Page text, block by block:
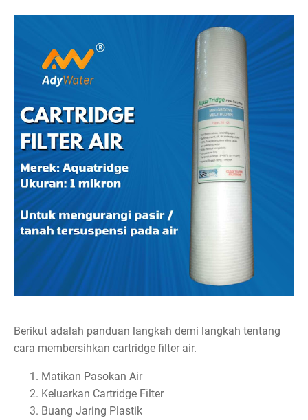
Berikut adalah panduan langkah demi langkah tentang
cara membersihkan cartridge filter air.
Matikan Pasokan Air
Keluarkan Cartridge Filter
Buang Jaring Plastik